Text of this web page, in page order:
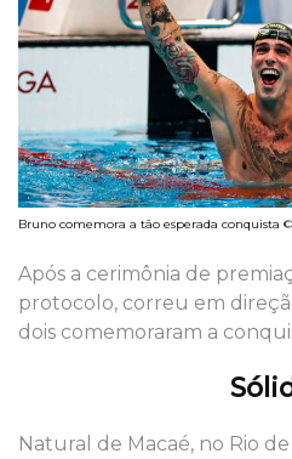
Bruno comemora a tão esperada conquista
Após a cerimônia de
protocolo, correu em
dois comemoraram a
Natural de Macaé, no Rio